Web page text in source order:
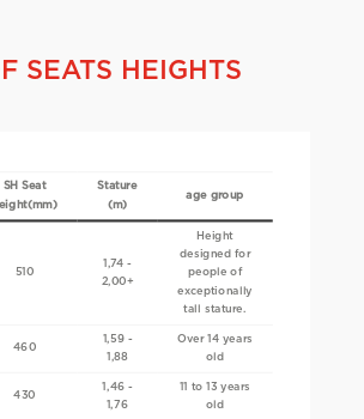
SEATS HEIGHTS
SH Seat Stature
(m)
age group
510
1,74 -
2,00+
Height
designed for
people of
exceptionally
tall stature.
460
1,59 -
1,88
Over 14 years
old
430
1,46 -
1,76
11 to 13 years
old